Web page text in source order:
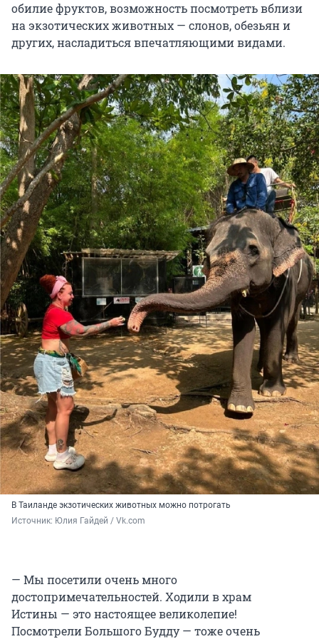
обилие фруктов, возможность посмотреть вблизи
на экзотических животных — слонов, обезьян и
других, насладиться впечатляющими видами.
В Таиланде экзотических животных можно потрогать
Источник: Юлия Гайдей / Vk.com
— Мы посетили очень много
достопримечательностей. Ходили в храм
Истины — это настоящее великолепие!
Посмотрели Большого Будду — тоже очень